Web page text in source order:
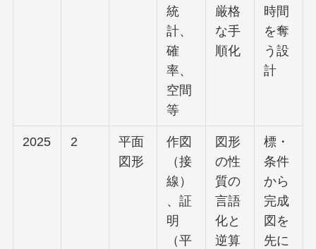
統
計、
確
率、
空間
等
厳格
な手
順化
時間
を奪
う設
計
2025 2
平面
図形
作図
（接
線）
、証
明
（平
図形
の性
質の
言語
化と
逆算
標・
条件
から
完成
図を
先に